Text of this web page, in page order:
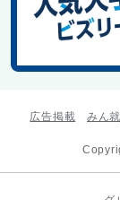
広告掲載 みん就